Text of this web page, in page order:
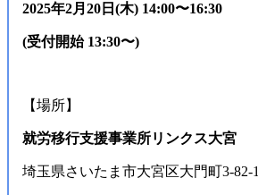
2025年2月20日(木) 14:00〜16:30
(受付開始 13:30〜)
【場所】
就労移行支援事業所リンクス大宮
埼玉県さいたま市大宮区大門町3-82-1